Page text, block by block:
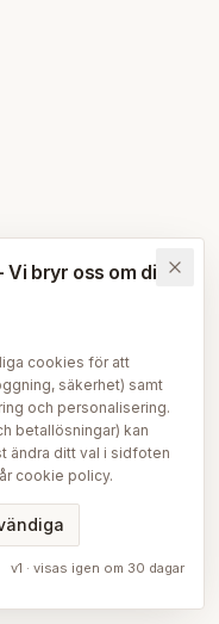
bryr oss om din
cookies för att
säkerhet) samt
och personalisering.
betallösningar) kan
ändra ditt val i sidfoten
cookie policy.
upplevelse använder
och
vårt redaktionella
v1 · visas igen om 30 dagar